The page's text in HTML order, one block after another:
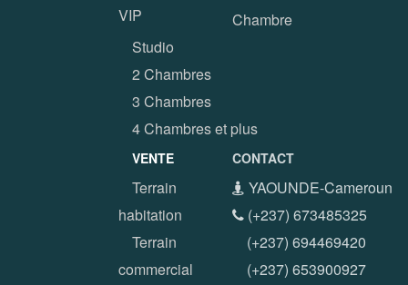
VIP
Chambre
Studio
2 Chambres
3 Chambres
4 Chambres et plus
VENTE
Terrain
habitation
Terrain
commercial
CONTACT
YAOUNDE-Cameroun
(+237) 673485325
(+237) 694469420
(+237) 653900927